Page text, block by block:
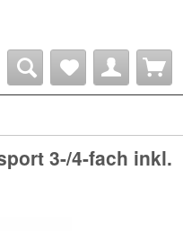
3-/4-fach inkl.